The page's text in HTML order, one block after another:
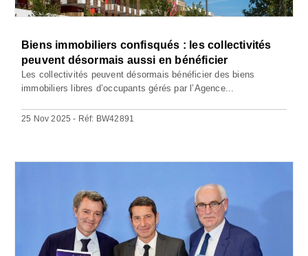
Biens immobiliers confisqués : les collectivités
peuvent désormais aussi en bénéficier
Les collectivités peuvent désormais bénéficier des biens
immobiliers libres d’occupants gérés par l’Agence...
25 Nov 2025 - Réf: BW42891